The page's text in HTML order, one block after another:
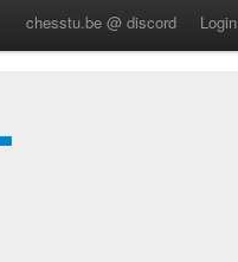
chesstu.be @ discord Login